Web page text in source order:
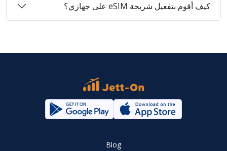
كيف أقوم بتفعيل شريحة eSIM على جهازي؟
Blog